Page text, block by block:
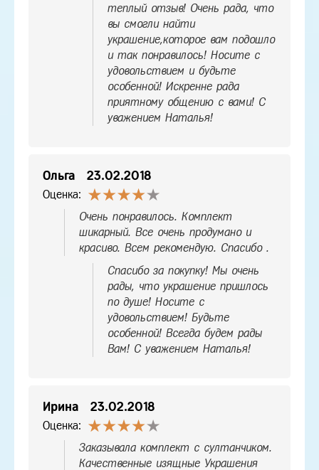
теплый отзыв! Очень рада, что
вы смогли найти
украшение,которое вам подошло
и так понравилось! Носите с
удовольствием и будьте
особенной! Искренне рада
приятному общению с вами! С
уважением Наталья!
Ольга 23.02.2018
Оценка:
Очень понравилось. Комплект
шикарный. Все очень продумано и
красиво. Всем рекомендую. Спасибо .
Спасибо за покупку! Мы очень
рады, что украшение пришлось
по душе! Носите с
удовольствием! Будьте
особенной! Всегда будем рады
Вам! С уважением Наталья!
Ирина 23.02.2018
Оценка:
Заказывала комплект с султанчиком.
Качественные изящные Украшения